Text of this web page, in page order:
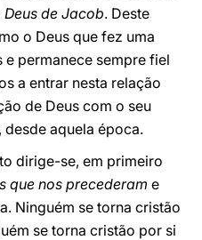
de Jacob. Deste
o Deus que fez uma
permanece sempre fiel
a entrar nesta relação
de Deus com o seu
aquela época.
dirige-se, em primeiro
que nos precederam e
Ninguém se torna cristão
se torna cristão por si